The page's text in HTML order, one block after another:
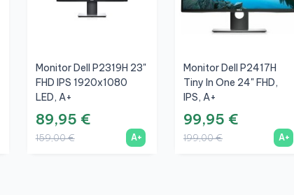
Monitor Dell P2319H 23"
FHD IPS 1920x1080
LED, A+
89,95 €
159,00 € A+
Monitor Dell P2417H
Tiny In One 24" FHD,
IPS, A+
99,95 €
199,00 € A+